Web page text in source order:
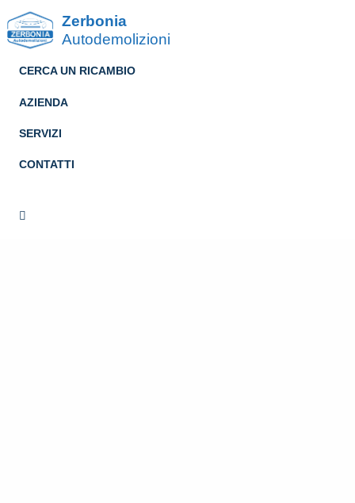
Zerbonia
Autodemolizioni
CERCA UN RICAMBIO
AZIENDA
SERVIZI
CONTATTI